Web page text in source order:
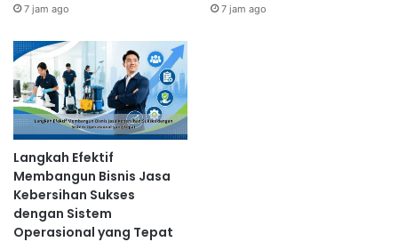
7 jam ago 7 jam ago
Langkah Efektif
Membangun Bisnis Jasa
Kebersihan Sukses
dengan Sistem
Operasional yang Tepat